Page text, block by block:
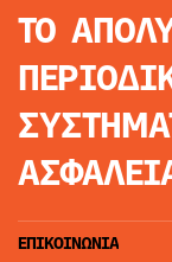
ΤΟ
ΕΠΙΚΟΙΝΩΝΙΑ